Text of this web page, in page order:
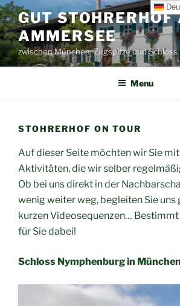
Skip
to
content
GUT STOHRERHOF
AMMERSEE
zwischen München, Zugspitze und
Menu
STOHRERHOF ON TOUR
Auf dieser Seite möchten wir Sie
Aktivitäten, die wir selber
Ob bei uns direkt in der
wenig weiter weg, begleiten Sie uns
kurzen Videosequenzen…
für Sie dabei!
Schloss Nymphenburg in München